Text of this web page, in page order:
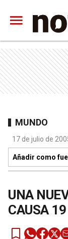
MUNDO
17 de julio de
Añadir como
UNA
CAUSA